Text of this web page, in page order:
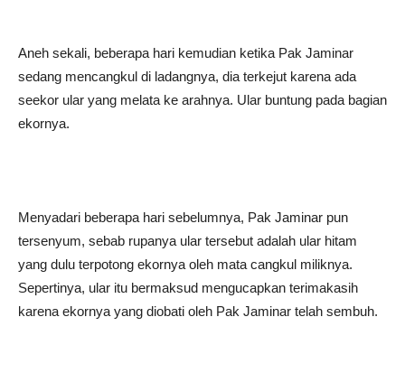
Aneh sekali, beberapa hari kemudian ketika Pak Jaminar
sedang mencangkul di ladangnya, dia terkejut karena ada
seekor ular yang melata ke arahnya. Ular buntung pada bagian
ekornya.
Menyadari beberapa hari sebelumnya, Pak Jaminar pun
tersenyum, sebab rupanya ular tersebut adalah ular hitam
yang dulu terpotong ekornya oleh mata cangkul miliknya.
Sepertinya, ular itu bermaksud mengucapkan terimakasih
karena ekornya yang diobati oleh Pak Jaminar telah sembuh.